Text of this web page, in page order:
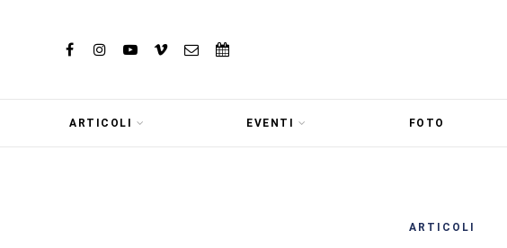
ARTICOLI EVENTI FOTO
ARTICOLI